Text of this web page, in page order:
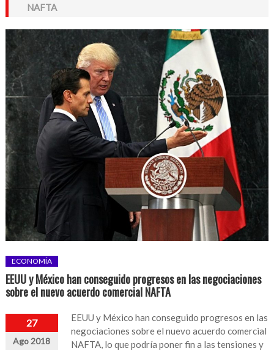
NAFTA
ECONOMÍA
EEUU y México han conseguido progresos en las negociaciones
sobre el nuevo acuerdo comercial NAFTA
27
Ago 2018
EEUU y México han conseguido progresos en las
negociaciones sobre el nuevo acuerdo comercial
NAFTA, lo que podría poner fin a las tensiones y